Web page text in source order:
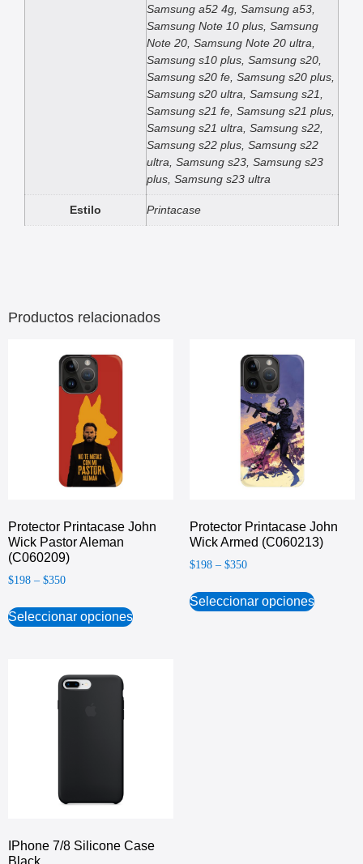
Samsung a52 4g, Samsung a53,
Samsung Note 10 plus, Samsung
Note 20, Samsung Note 20 ultra,
Samsung s10 plus, Samsung s20,
Samsung s20 fe, Samsung s20 plus,
Samsung s20 ultra, Samsung s21,
Samsung s21 fe, Samsung s21 plus,
Samsung s21 ultra, Samsung s22,
Samsung s22 plus, Samsung s22
ultra, Samsung s23, Samsung s23
plus, Samsung s23 ultra
Estilo Printacase
Productos relacionados
Protector Printacase John
Wick Pastor Aleman
(C060209)
$198 – $350
Seleccionar opciones
Protector Printacase John
Wick Armed (C060213)
$198 – $350
Seleccionar opciones
IPhone 7/8 Silicone Case